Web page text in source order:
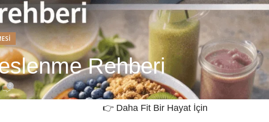
Rehberi
0
👉 Daha Fit Bir Hayat İçin